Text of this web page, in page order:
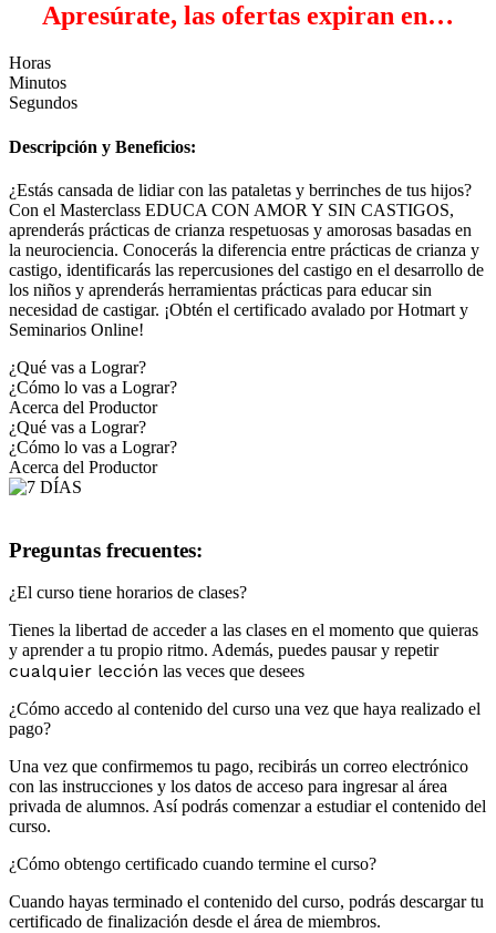
Apresúrate, las ofertas expiran en…
Horas
Minutos
Segundos
Descripción y Beneficios:
¿Estás cansada de lidiar con las pataletas y berrinches de tus hijos?
Con el Masterclass EDUCA CON AMOR Y SIN CASTIGOS,
aprenderás prácticas de crianza respetuosas y amorosas basadas en
la neurociencia. Conocerás la diferencia entre prácticas de crianza y
castigo, identificarás las repercusiones del castigo en el desarrollo de
los niños y aprenderás herramientas prácticas para educar sin
necesidad de castigar. ¡Obtén el certificado avalado por Hotmart y
Seminarios Online!
¿Qué vas a Lograr?
¿Cómo lo vas a Lograr?
Acerca del Productor
¿Qué vas a Lograr?
¿Cómo lo vas a Lograr?
Acerca del Productor
Preguntas frecuentes:
¿El curso tiene horarios de clases?
Tienes la libertad de acceder a las clases en el momento que quieras
y aprender a tu propio ritmo. Además, puedes pausar y repetir
cualquier lección las veces que desees
¿Cómo accedo al contenido del curso una vez que haya realizado el
pago?
Una vez que confirmemos tu pago, recibirás un correo electrónico
con las instrucciones y los datos de acceso para ingresar al área
privada de alumnos. Así podrás comenzar a estudiar el contenido del
curso.
¿Cómo obtengo certificado cuando termine el curso?
Cuando hayas terminado el contenido del curso, podrás descargar tu
certificado de finalización desde el área de miembros.